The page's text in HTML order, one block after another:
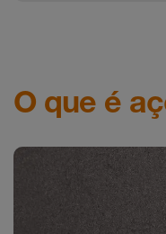
O que é